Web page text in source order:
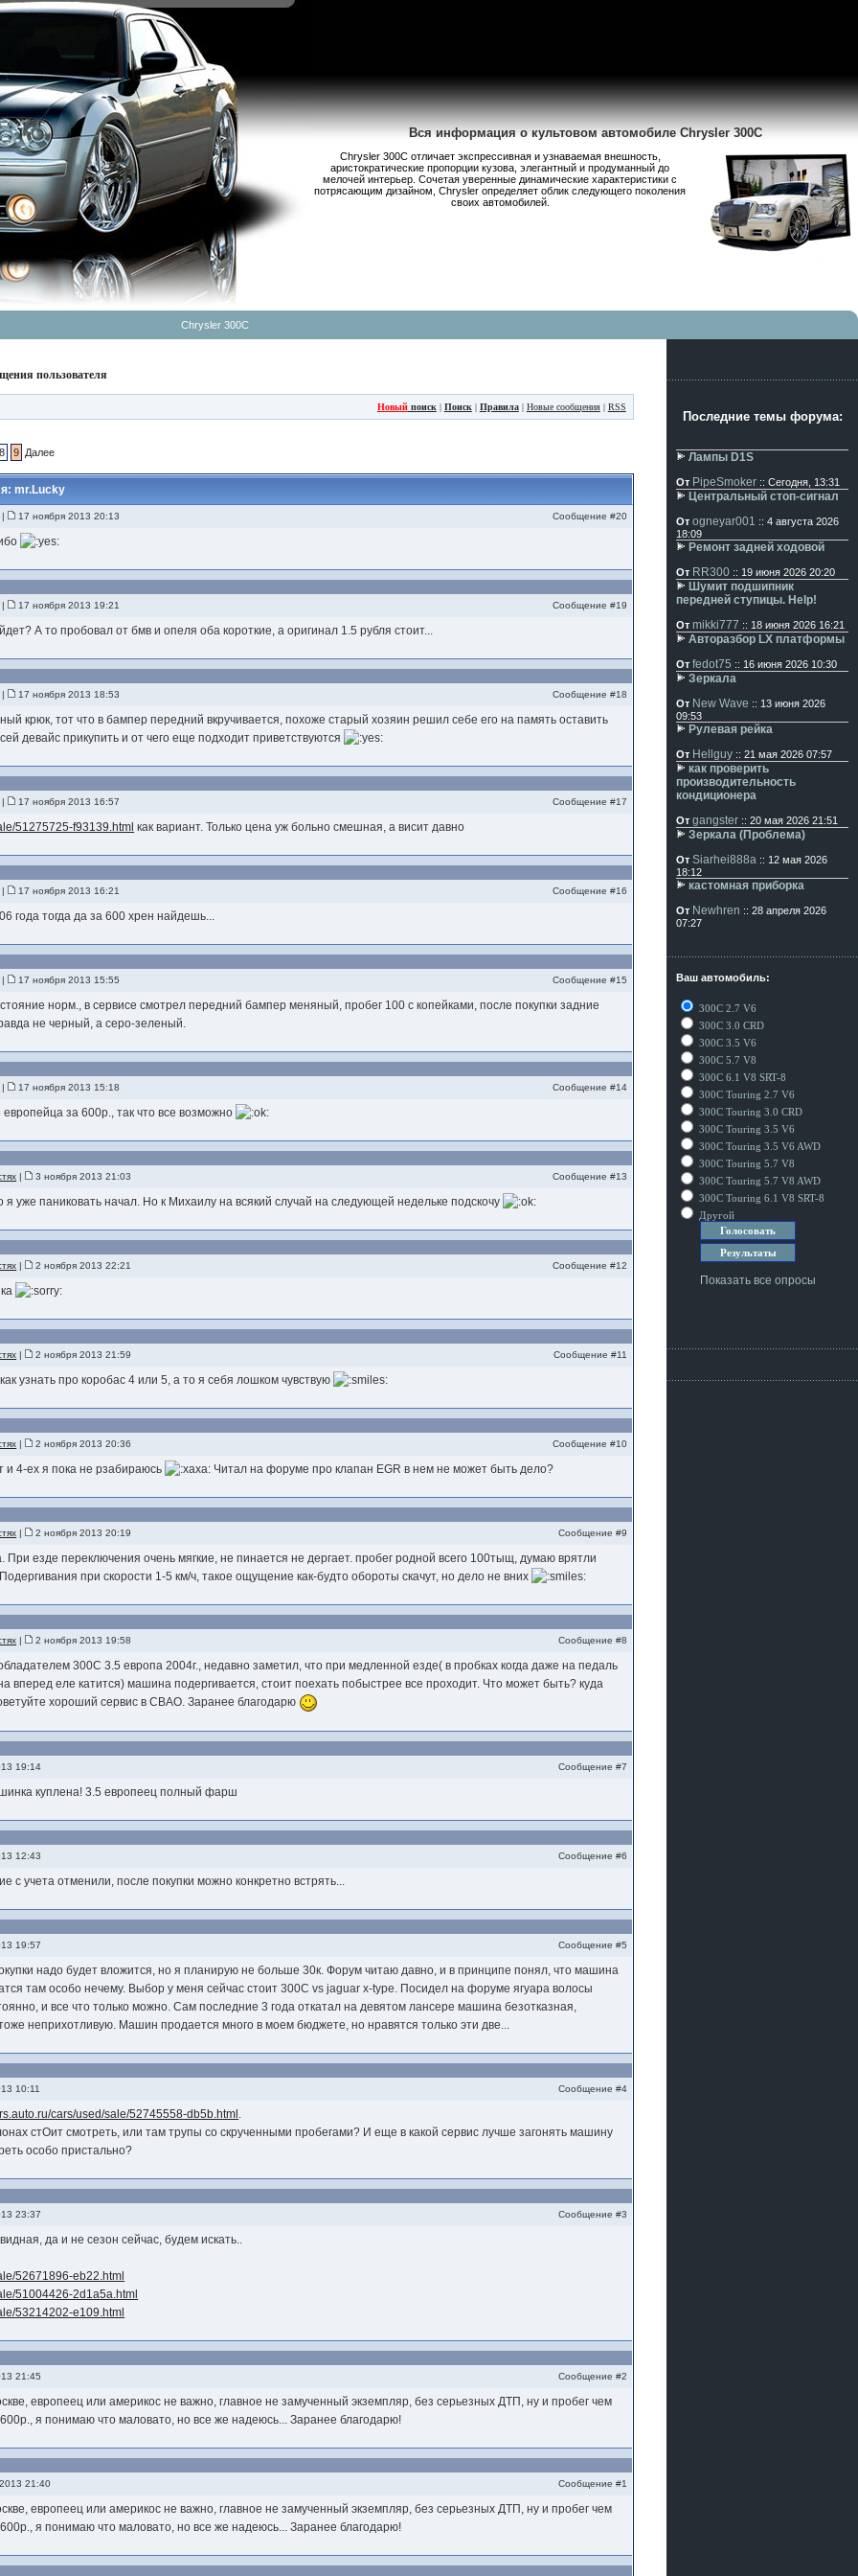
Вся информация о культовом автомобиле Chrysler 300C
Chrysler 300С отличает экспрессивная и узнаваемая внешность,
аристократические пропорции кузова, элегантный и продуманный до
мелочей интерьер. Сочетая уверенные динамические характеристики с
потрясающим дизайном, Chrysler определяет облик следующего поколения
своих автомобилей.
Chrysler 300C
пользователя
Новыйпоиск| Поиск| Правила| Новые сообщения| RSS
8 9 Далее
mr.Lucky
| 17 ноября 2013 20:13 Сообщение #20
| 17 ноября 2013 19:21 Сообщение #19
А то пробовал от бмв и опеля оба короткие, а оригинал 1.5 рубля стоит...
| 17 ноября 2013 18:53 Сообщение #18
крюк, тот что в бампер передний вкручивается, похоже старый хозяин решил себе его на память оставить
девайс прикупить и от чего еще подходит приветствуются
| 17 ноября 2013 16:57 Сообщение #17
51275725-f93139.html как вариант. Только цена уж больно смешная, а висит давно
| 17 ноября 2013 16:21 Сообщение #16
года тогда да за 600 хрен найдешь...
| 17 ноября 2013 15:55 Сообщение #15
норм., в сервисе смотрел передний бампер меняный, пробег 100 с копейками, после покупки задние
не черный, а серо-зеленый.
| 17 ноября 2013 15:18 Сообщение #14
за 600р., так что все возможно
| 3 ноября 2013 21:03 Сообщение #13
я уже паниковать начал. Но к Михаилу на всякий случай на следующей недельке подскочу
| 2 ноября 2013 22:21 Сообщение #12
| 2 ноября 2013 21:59 Сообщение #11
узнать про коробас 4 или 5, а то я себя лошком чувствую
| 2 ноября 2013 20:36 Сообщение #10
и 4-ех я пока не рзабираюсь Читал на форуме про клапан EGR в нем не может быть дело?
| 2 ноября 2013 20:19 Сообщение #9
При езде переключения очень мягкие, не пинается не дергает. пробег родной всего 100тыщ, думаю врятли
при скорости 1-5 км/ч, такое ощущение как-будто обороты скачут, но дело не вних
| 2 ноября 2013 19:58 Сообщение #8
300С 3.5 европа 2004г., недавно заметил, что при медленной езде( в пробках когда даже на педаль
вперед еле катится) машина подергивается, стоит поехать побыстрее все проходит. Что может быть? куда
хороший сервис в СВАО. Заранее благодарю
19:14 Сообщение #7
куплена! 3.5 европеец полный фарш
12:43 Сообщение #6
с учета отменили, после покупки можно конкретно встрять...
19:57 Сообщение #5
надо будет вложится, но я планирую не больше 30к. Форум читаю давно, и в принципе понял, что машина
там особо нечему. Выбор у меня сейчас стоит 300С vs jaguar x-type. Посидел на форуме ягуара волосы
и все что только можно. Сам последние 3 года откатал на девятом лансере машина безотказная,
неприхотливую. Машин продается много в моем бюджете, но нравятся только эти две...
10:11 Сообщение #4
cars/used/sale/52745558-db5b.html .
стОит смотреть, или там трупы со скрученными пробегами? И еще в какой сервис лучше загонять машину
особо пристально?
23:37 Сообщение #3
да и не сезон сейчас, будем искать..
52671896-eb22.html
51004426-2d1a5a.html
53214202-e109.html
21:45 Сообщение #2
европеец или америкос не важно, главное не замученный экземпляр, без серьезных ДТП, ну и пробег чем
я понимаю что маловато, но все же надеюсь... Заранее благодарю!
21:40 Сообщение #1
европеец или америкос не важно, главное не замученный экземпляр, без серьезных ДТП, ну и пробег чем
я понимаю что маловато, но все же надеюсь... Заранее благодарю!
Последние темы форума:
Лампы D1S
От PipeSmoker :: Сегодня, 13:31
Центральный стоп-сигнал
От ogneyar001 :: 4 августа 2026
18:09
Ремонт задней ходовой
От RR300 :: 19 июня 2026 20:20
Шумит подшипник
передней ступицы. Help!
От mikki777 :: 18 июня 2026 16:21
Авторазбор LX платформы
От fedot75 :: 16 июня 2026 10:30
Зеркала
От New Wave :: 13 июня 2026
09:53
Рулевая рейка
От Hellguy :: 21 мая 2026 07:57
как проверить
производительность
кондиционера
От gangster :: 20 мая 2026 21:51
Зеркала (Проблема)
От Siarhei888a :: 12 мая 2026
18:12
кастомная приборка
От Newhren :: 28 апреля 2026
07:27
Ваш автомобиль:
300C 2.7 V6
300C 3.0 CRD
300C 3.5 V6
300C 5.7 V8
300C 6.1 V8 SRT-8
300C Touring 2.7 V6
300C Touring 3.0 CRD
300C Touring 3.5 V6
300C Touring 3.5 V6 AWD
300C Touring 5.7 V8
300C Touring 5.7 V8 AWD
300C Touring 6.1 V8 SRT-8
Другой
Показать все опросы